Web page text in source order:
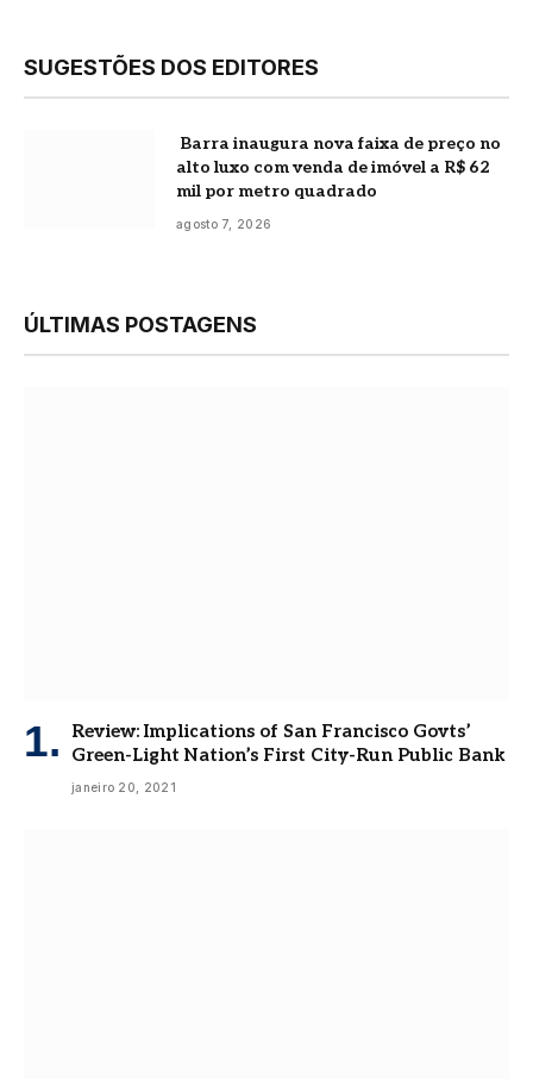
SUGESTÕES DOS EDITORES
Barra inaugura nova faixa de preço no
alto luxo com venda de imóvel a R$ 62
mil por metro quadrado
agosto 7, 2026
ÚLTIMAS POSTAGENS
Review: Implications of San Francisco Govts’
Green-Light Nation’s First City-Run Public Bank
janeiro 20, 2021